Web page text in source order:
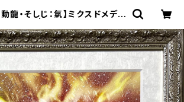
龍・そしじ：氣】ミクスドメディ
llery